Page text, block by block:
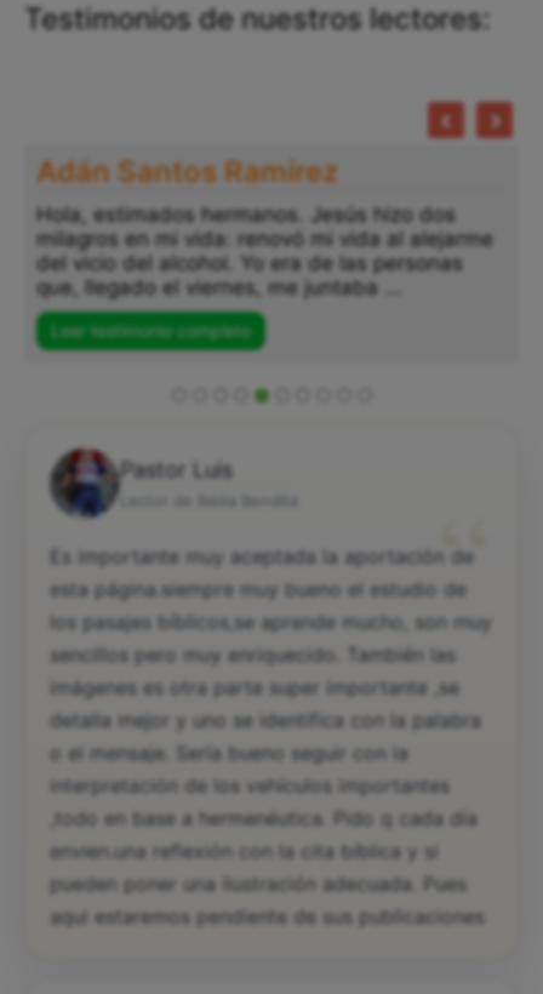
Testimonios de nuestros lectores:
Adán Santos Ramírez
Hola, estimados hermanos. Jesús hizo dos
milagros en mi vida: renovó mi vida al alejarme
del vicio del alcohol. Yo era de las personas
que, llegado el viernes, me juntaba ...
Leer testimonio completo
Pastor Luis
“
Es importante muy aceptada la aportación de
esta página.siempre muy bueno el estudio de
los pasajes bíblicos,se aprende mucho, son muy
sencillos pero muy enriquecido. También las
imágenes es otra parte super importante ,se
detalla mejor y uno se identifica con la palabra
o el mensaje. Sería bueno seguir con la
interpretación de los vehículos importantes
,todo en base a hermenéutica. Pido q cada día
envien.una reflexión con la cita bíblica y si
pueden poner una ilustración adecuada. Pues
aqui estaremos pendiente de sus publicaciones